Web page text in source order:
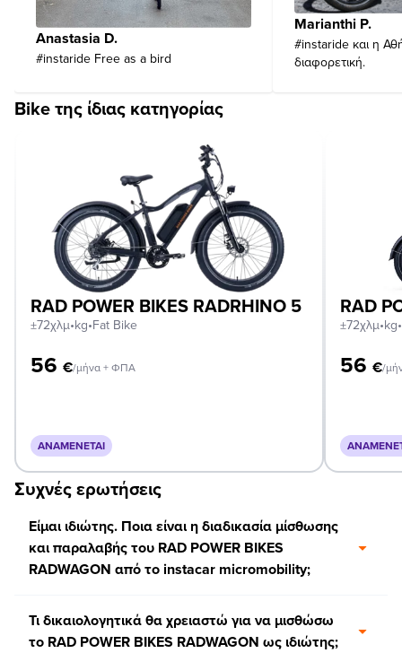
Anastasia D.
#instaride Free as a bird
Marianthi P.
#instaride και η
διαφορετική.
Bike της ίδιας κατηγορίας
RAD POWER BIKES RADRHINO 5
±72χλμ•kg•Fat Bike
56 €/μήνα + ΦΠΑ
ΑΝΑΜΈΝΕΤΑΙ
RAD
±72χλμ•kg•
56 €/
Συχνές ερωτήσεις
Είμαι ιδιώτης. Ποια είναι η διαδικασία μίσθωσης
και παραλαβής του RAD POWER BIKES
RADWAGON από το instacar micromobility;
Τι δικαιολογητικά θα χρειαστώ για να μισθώσω
το RAD POWER BIKES RADWAGON ως ιδιώτης;